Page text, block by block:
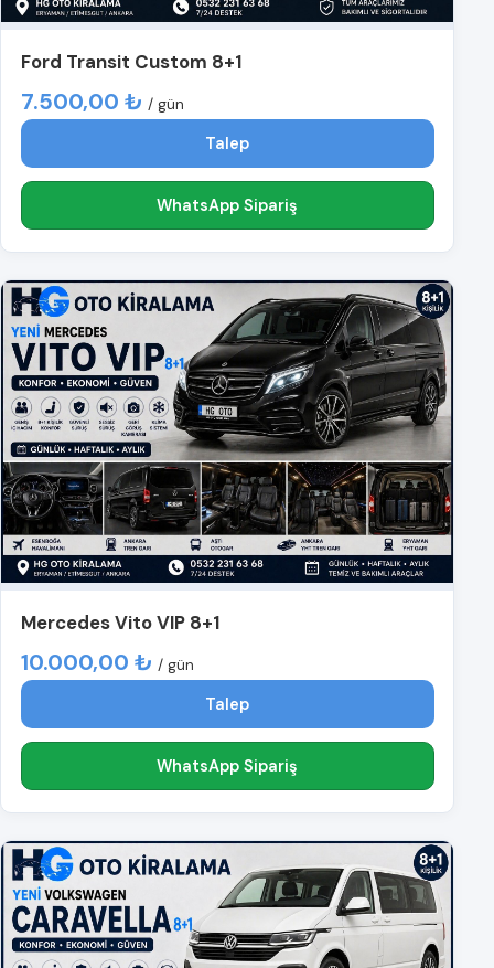
Ford Transit Custom 8+1
7.500,00 ₺ / gün
Talep
WhatsApp Sipariş
Mercedes Vito VIP 8+1
10.000,00 ₺ / gün
Talep
WhatsApp Sipariş